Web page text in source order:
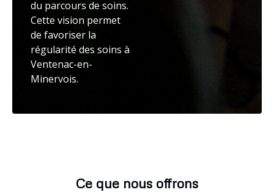
du parcours de soins.
Cette vision permet
de favoriser la
régularité des soins à
Ventenac-en-
Minervois.
Ce que nous offrons